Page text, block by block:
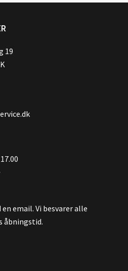
19
email. Vi besvarer alle
åbningstid.